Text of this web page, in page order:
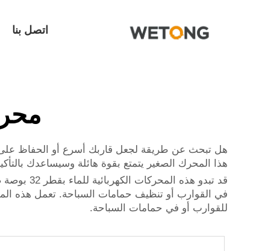
اتصل بنا
هذا المحرك الصغير يتمتع بقوة هائلة وسيساعدك
قد تبدو
في القوارب أو تنظيف حمامات السباحة. تعمل هذه
للقوارب أو في حمامات السباحة.